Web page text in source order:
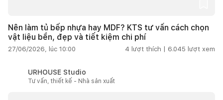
Nên làm tủ bếp nhựa hay MDF? KTS tư vấn cách chọn
vật liệu bền, đẹp và tiết kiệm chi phí
27/06/2026, lúc 10:00 4 lượt thích | 6.045 lượt xem
URHOUSE Studio
Tư vấn, thiết kế - Nhà sản xuất